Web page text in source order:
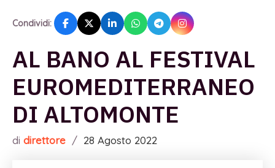
Condividi:
AL BANO AL FESTIVAL
EUROMEDITERRANEO
DI ALTOMONTE
di direttore / 28 Agosto 2022